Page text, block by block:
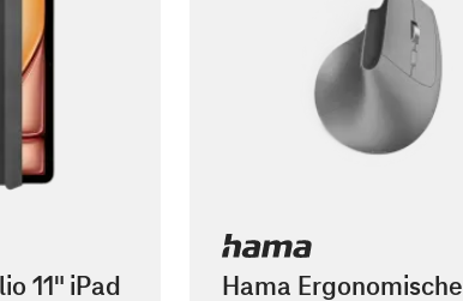
11" iPad
Hama Ergonomische